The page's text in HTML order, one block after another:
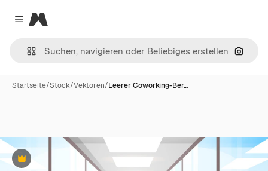
Close menu
Magnific
Nach
Startseite/Stock/Vektoren/Leerer Coworking-Ber…
Premium